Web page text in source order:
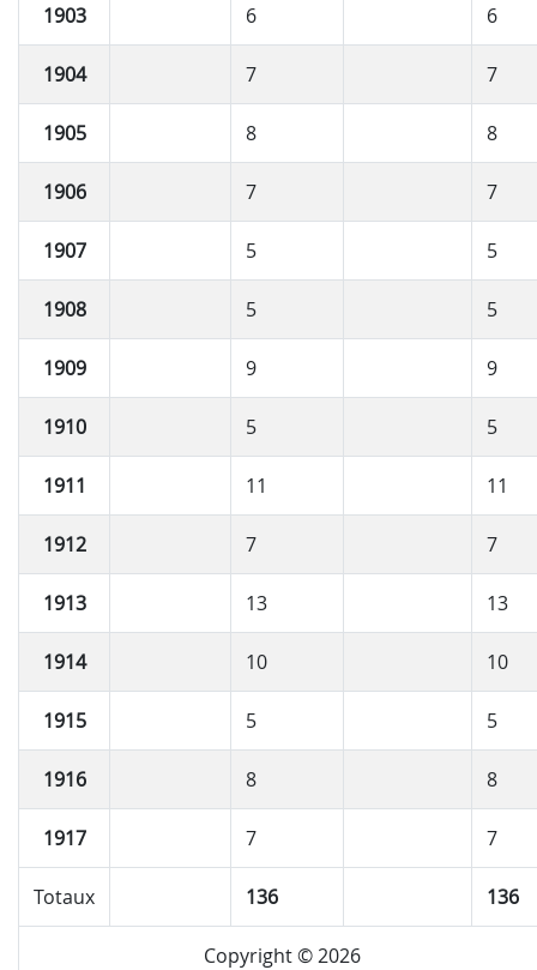
1903 6 6
1904 7 7
1905 8 8
1906 7 7
1907 5 5
1908 5 5
1909 9 9
1910 5 5
1911 11 11
1912 7 7
1913 13 13
1914 10 10
1915 5 5
1916 8 8
1917 7 7
Totaux 136 136
Copyright © 2026